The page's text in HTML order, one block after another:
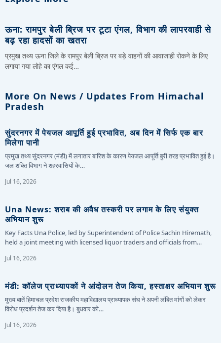
ऊना: रामपुर बेली ब्रिज पर टूटा एंगल, विभाग की लापरवाही से
बढ़ रहा हादसों का खतरा
प्रमुख तथ्य ऊना जिले के रामपुर बेली ब्रिज पर बड़े वाहनों की आवाजाही रोकने के लिए
लगाया गया लोहे का एंगल कई…
More On News / Updates From Himachal
Pradesh
सुंदरनगर में पेयजल आपूर्ति हुई प्रभावित, अब दिन में सिर्फ एक बार
मिलेगा पानी
प्रमुख तथ्य सुंदरनगर (मंडी) में लगातार बारिश के कारण पेयजल आपूर्ति बुरी तरह प्रभावित हुई है।
जल शक्ति विभाग ने शहरवासियों के…
Jul 16, 2026
Una News: शराब की अवैध तस्करी पर लगाम के लिए संयुक्त
अभियान शुरू
Key Facts Una Police, led by Superintendent of Police Sachin Hiremath,
held a joint meeting with licensed liquor traders and officials from…
Jul 16, 2026
मंडी: कॉलेज प्राध्यापकों ने आंदोलन तेज किया, हस्ताक्षर अभियान शुरू
मुख्य बातें हिमाचल प्रदेश राजकीय महाविद्यालय प्राध्यापक संघ ने अपनी लंबित मांगों को लेकर
विरोध प्रदर्शन तेज कर दिया है। बुधवार को…
Jul 16, 2026